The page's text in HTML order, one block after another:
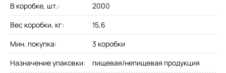
В коробке, шт.:
2000
Вес коробки, кг:
15,6
Мин. покупка:
3 коробки
Назначение упаковки:
пищевая/непищевая продукция